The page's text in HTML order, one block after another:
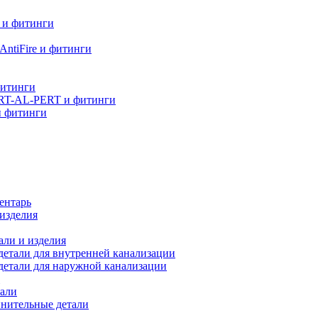
фитинги
и фитинги
AL-PERT и фитинги
фитинги
и изделия
для внутренней канализации
для наружной канализации
детали